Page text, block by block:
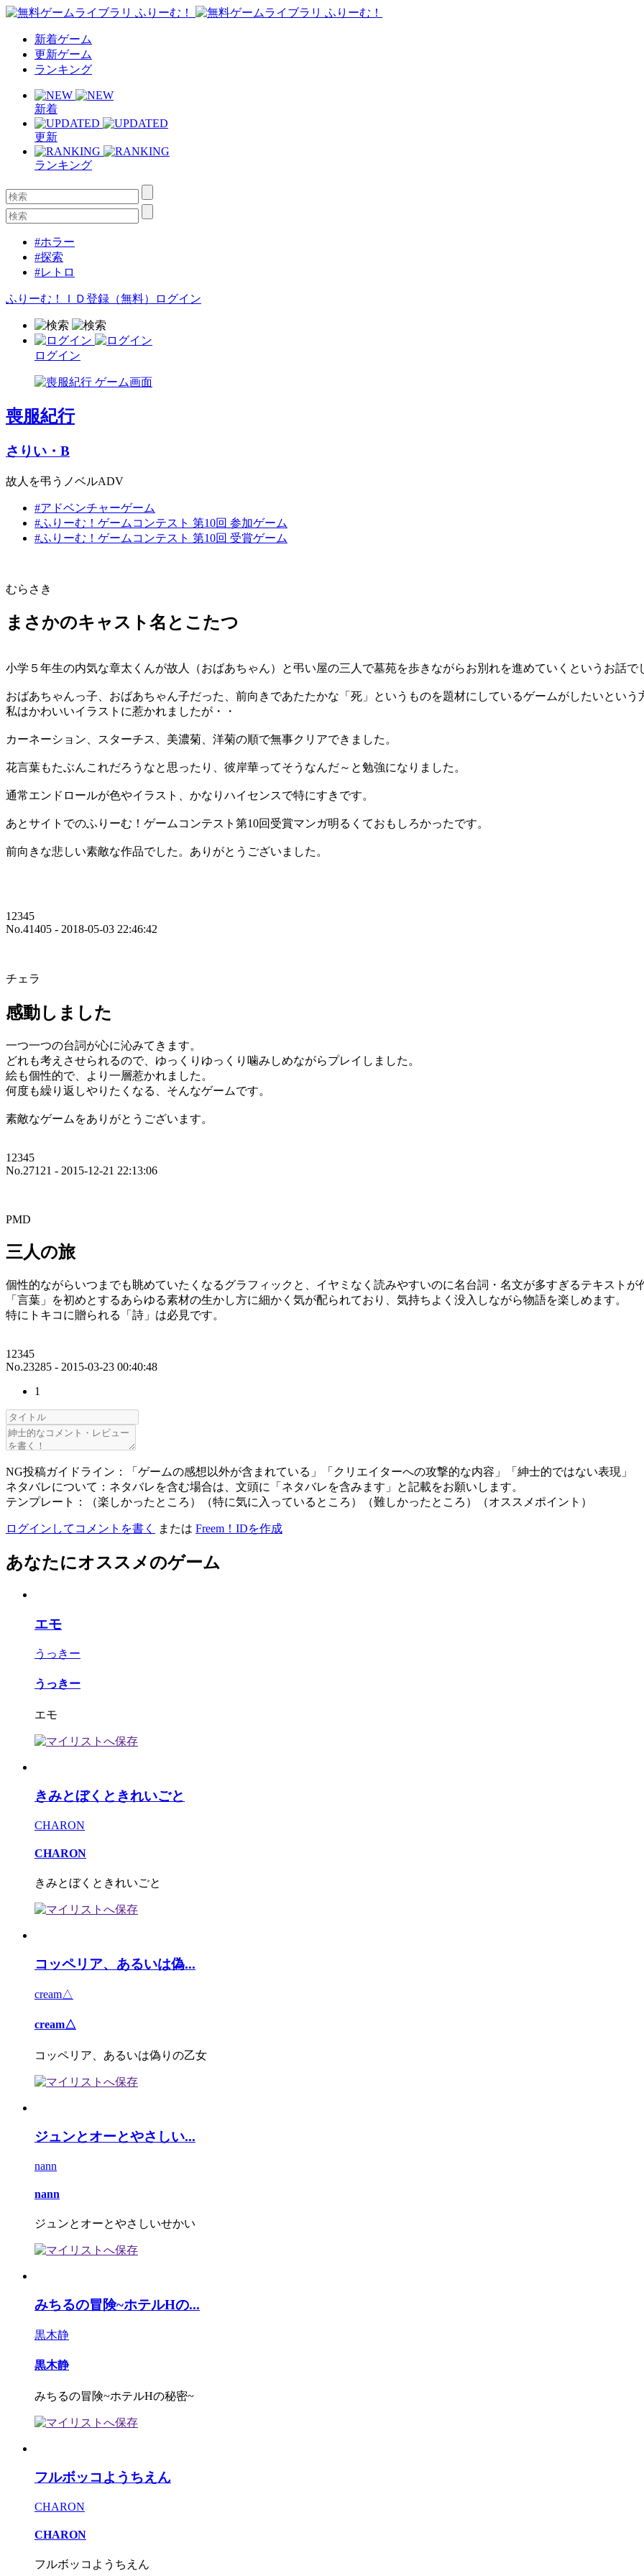
新着ゲーム
更新ゲーム
ランキング
新着
更新
ランキング
#ホラー
#探索
#レトロ
ふりーむ！ＩＤ登録（無料） ログイン
ログイン
喪服紀行
さりい・B
故人を弔うノベルADV
#アドベンチャーゲーム
#ふりーむ！ゲームコンテスト 第10回 参加ゲーム
#ふりーむ！ゲームコンテスト 第10回 受賞ゲーム
むらさき
まさかのキャスト名とこたつ
小学５年生の内気な章太くんが故人（おばあちゃん）と弔い屋の三人で墓苑を歩きながらお別れを進めていくというお話で
おばあちゃんっ子、おばあちゃん子だった、前向きであたたかな「死」というものを題材にしているゲームがしたいという
私はかわいいイラストに惹かれましたが・・
カーネーション、スターチス、美濃菊、洋菊の順で無事クリアできました。
花言葉もたぶんこれだろうなと思ったり、彼岸華ってそうなんだ～と勉強になりました。
通常エンドロールが色やイラスト、かなりハイセンスで特にすきです。
あとサイトでのふりーむ！ゲームコンテスト第10回受賞マンガ明るくておもしろかったです。
前向きな悲しい素敵な作品でした。ありがとうございました。
12345
No.41405 - 2018-05-03 22:46:42
チェラ
感動しました
一つ一つの台詞が心に沁みてきます。
どれも考えさせられるので、ゆっくりゆっくり噛みしめながらプレイしました。
絵も個性的で、より一層惹かれました。
何度も繰り返しやりたくなる、そんなゲームです。
素敵なゲームをありがとうございます。
12345
No.27121 - 2015-12-21 22:13:06
PMD
三人の旅
個性的ながらいつまでも眺めていたくなるグラフィックと、イヤミなく読みやすいのに名台詞・名文が多すぎるテキストが
「言葉」を初めとするあらゆる素材の生かし方に細かく気が配られており、気持ちよく没入しながら物語を楽しめます。
特にトキコに贈られる「詩」は必見です。
12345
No.23285 - 2015-03-23 00:40:48
1
NG投稿ガイドライン：「ゲームの感想以外が含まれている」「クリエイターへの攻撃的な内容」「紳士的ではない表現」
ネタバレについて：ネタバレを含む場合は、文頭に「ネタバレを含みます」と記載をお願いします。
テンプレート：（楽しかったところ）（特に気に入っているところ）（難しかったところ）（オススメポイント）
ログインしてコメントを書く または Freem！IDを作成
あなたにオススメのゲーム
エモ
うっきー
うっきー
エモ
きみとぼくときれいごと
CHARON
CHARON
きみとぼくときれいごと
コッペリア、あるいは偽...
cream△
cream△
コッペリア、あるいは偽りの乙女
ジュンとオーとやさしい...
nann
nann
ジュンとオーとやさしいせかい
みちるの冒険~ホテルHの...
黒木静
黒木静
みちるの冒険~ホテルHの秘密~
フルボッコようちえん
CHARON
CHARON
フルボッコようちえん